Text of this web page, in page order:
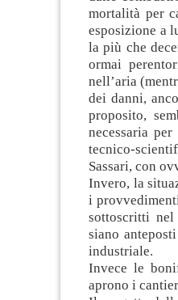
mortalità per
esposizione a
la più che
ormai
nell’aria
dei danni,
proposito,
necessaria
tecnico-
Sassari, con
Invero, la
i
sottoscritti nel
siano
industriale.
Invece le
aprono i